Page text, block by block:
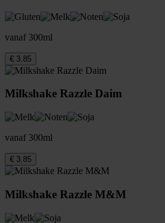
vanaf 300ml
€ 3.85
Milkshake Razzle Daim
vanaf 300ml
€ 3.85
Milkshake Razzle M&M